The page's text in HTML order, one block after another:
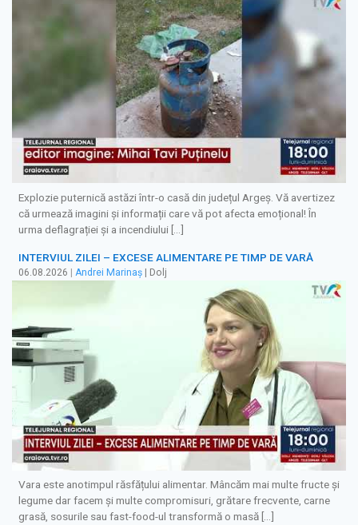
Explozie puternică astăzi într-o casă din județul Argeș. Vă avertizez
că urmează imagini și informații care vă pot afecta emoțional! În
urma deflagrației și a incendiului […]
INTERVIUL ZILEI – EXCESE ALIMENTARE PE TIMP DE VARĂ
06.08.2026 | Andrei Marinaș | Dolj
Vara este anotimpul răsfățului alimentar. Mâncăm mai multe fructe și
legume dar facem și multe compromisuri, grătare frecvente, carne
grasă, sosurile sau fast-food-ul transformă o masă […]